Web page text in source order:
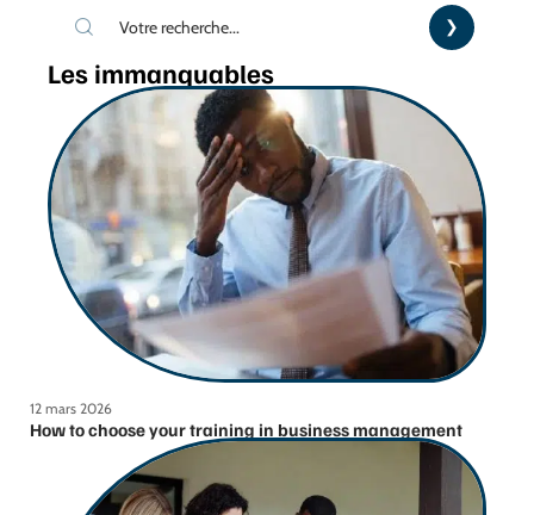
Les immanquables
12 mars 2026
How to choose your training in business management